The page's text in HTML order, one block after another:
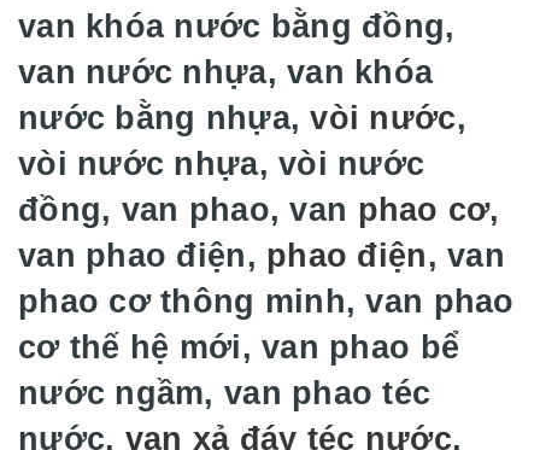
van khóa nước bằng đồng,
van nước nhựa, van khóa
nước bằng nhựa,vòi nước,
vòi nước nhựa, vòi nước
đồng, van phao, van phao cơ,
van phao điện, phao điện, van
phao cơ thông minh, van phao
cơ thế hệ mới, van phao bể
nước ngầm, van phao téc
nước, van xả đáy téc nước,